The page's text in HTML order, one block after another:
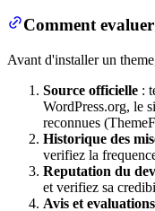
Comment
Avant d'installer un
Source officielle :
WordPress.org, le
reconnues
Historique des
verifiez la
Reputation du
et verifiez sa
Avis et evaluations